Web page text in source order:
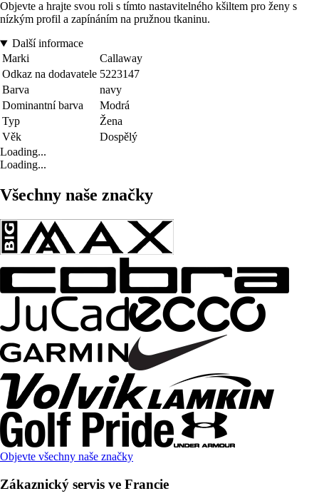
Objevte a hrajte svou roli s tímto nastavitelného kšiltem pro ženy s
nízkým profil a zapínáním na pružnou tkaninu.
Další informace
Marki
Callaway
Odkaz na dodavatele 5223147
Barva
navy
Dominantní barva
Modrá
Typ
Žena
Věk
Dospělý
Loading...
Loading...
Všechny naše značky
Objevte všechny naše značky
Zákaznický servis ve Francie